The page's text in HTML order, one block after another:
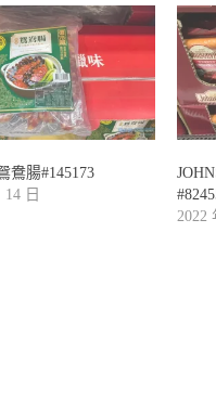
鴦腸#145173
14 日
2022